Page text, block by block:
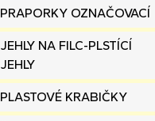
PRAPORKY OZNAČOVACÍ
JEHLY NA FILC-PLSTÍCÍ
JEHLY
PLASTOVÉ KRABIČKY